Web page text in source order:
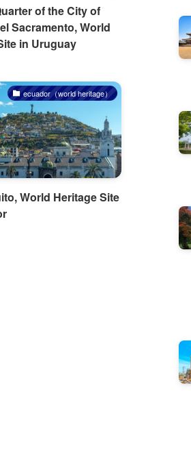
of the City of
Sacramento, World
in Uruguay
ecuador（world heritage）
World Heritage Site